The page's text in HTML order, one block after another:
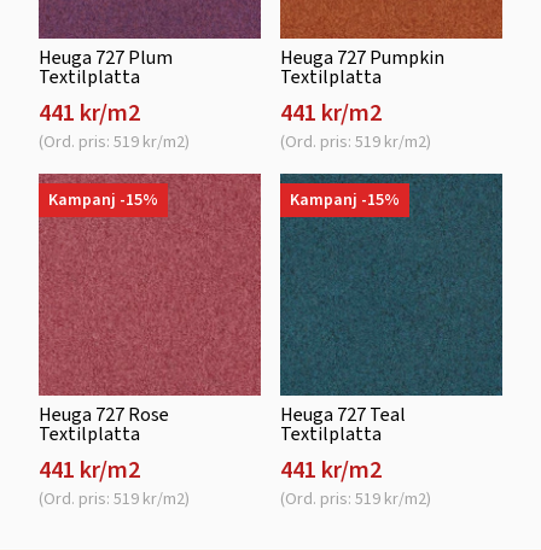
Heuga 727 Plum
Textilplatta
441 kr/m2
(Ord. pris: 519 kr/m2)
Heuga 727 Pumpkin
Textilplatta
441 kr/m2
(Ord. pris: 519 kr/m2)
Kampanj -15%
Heuga 727 Rose
Textilplatta
441 kr/m2
(Ord. pris: 519 kr/m2)
Kampanj -15%
Heuga 727 Teal
Textilplatta
441 kr/m2
(Ord. pris: 519 kr/m2)